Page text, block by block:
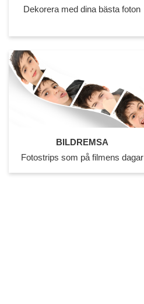
Dekorera med dina bästa foton
BILDREMSA
Fotostrips som på filmens dagar